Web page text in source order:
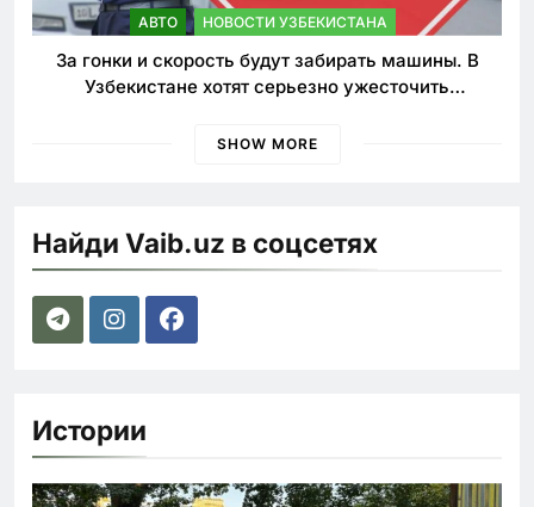
АВТО НОВОСТИ УЗБЕКИСТАНА
За гонки и скорость будут забирать машины. В
Узбекистане хотят серьезно ужесточить
SHOW MORE
Найди Vaib.uz в соцсетях
Истории